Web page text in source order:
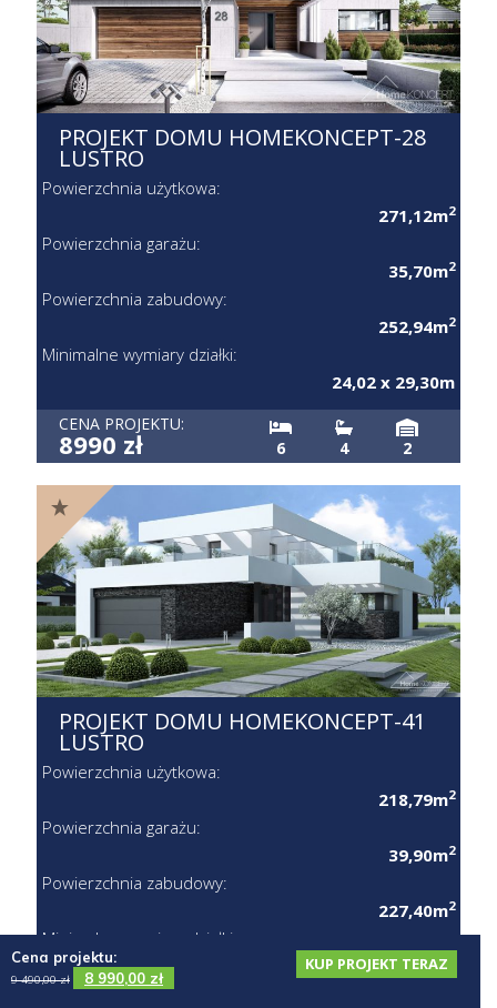
Cena projektu:
9 490,00zł 8 990,00 zł
KUP PROJEKT TERAZ
PROJEKT DOMU HOMEKONCEPT-28
LUSTRO
Powierzchnia użytkowa:
271,12m2
Powierzchnia garażu:
35,70m2
Powierzchnia zabudowy:
252,94m2
Minimalne wymiary działki:
24,02 x 29,30m
CENA PROJEKTU:
8990 zł 6 4 2
PROJEKT DOMU HOMEKONCEPT-41
LUSTRO
Powierzchnia użytkowa:
218,79m2
Powierzchnia garażu:
39,90m2
Powierzchnia zabudowy:
227,40m2
Minimalne wymiary działki:
23,90 x 28,00m